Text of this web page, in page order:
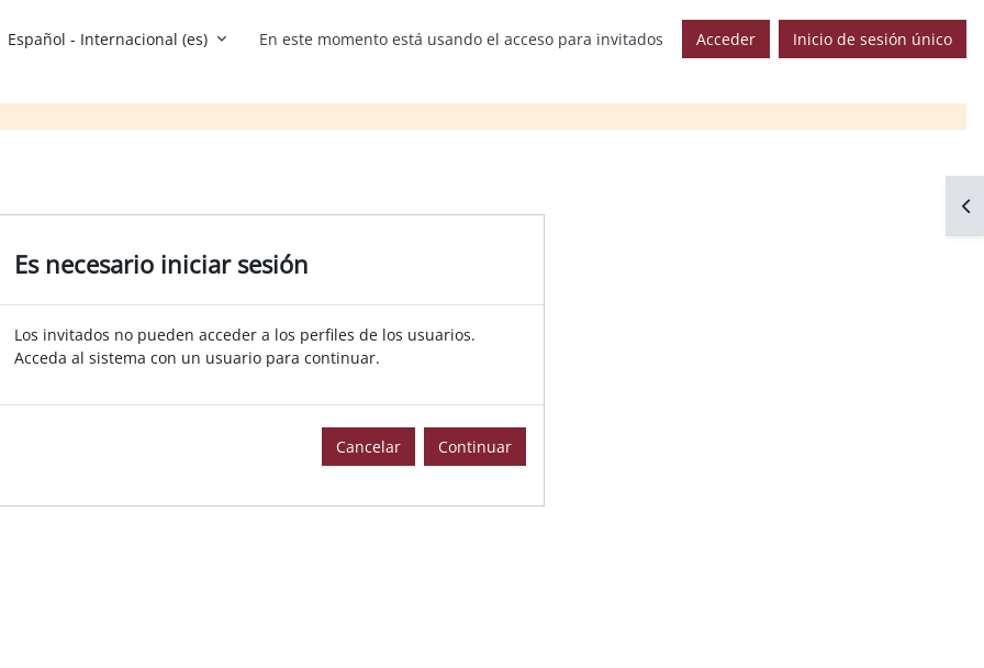
Español - Internacional ‎(es)‎ En este momento está usando el acceso para invitados Acceder Inicio de sesión único
Es necesario iniciar sesión
Los invitados no pueden acceder a los perfiles de los usuarios.
Acceda al sistema con un usuario para continuar.
Cancelar Continuar